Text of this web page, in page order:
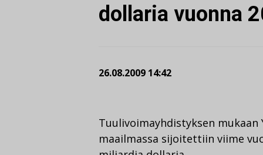
dollaria vuonna
26.08.2009 14:42
Tuulivoimayhdistyksen mukaan
maailmassa sijoitettiin viime